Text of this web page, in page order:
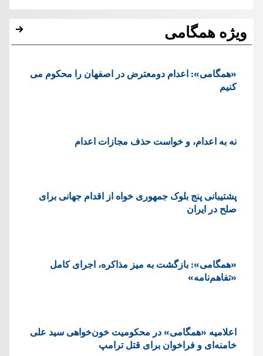
ویژه همگامی
«همگامی»: اعدام دومعترض در اصفهان را محکوم می
کنیم
نه به اعدام، و خواست حذف مجازات اعدام
پشتيبانی پنج بلوک جمهوری خواه از اقدام جهانی برای
صلح در ایران
«همگامی»: بازگشت به میز مذاکره، اجرای کامل
«تفاهم‌نامه»
اعلامیه «همگامی» در محکومیت خون‌خواهی سید علی
خامنه‌ای و فراخوان برای قتل ترامپ